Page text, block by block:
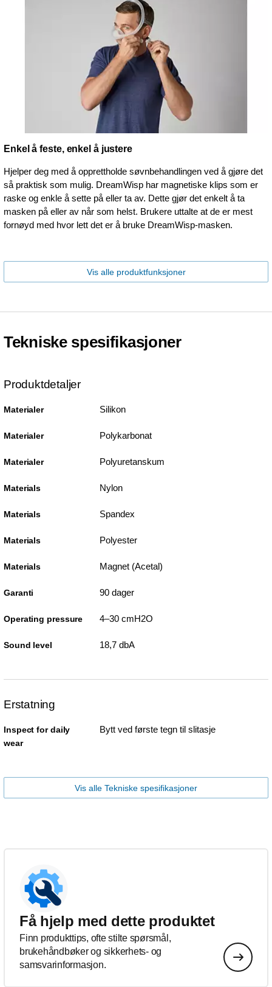
Enkel å feste, enkel å justere
Hjelper deg med å opprettholde søvnbehandlingen ved å gjøre det
så praktisk som mulig. DreamWisp har magnetiske klips som er
raske og enkle å sette på eller ta av. Dette gjør det enkelt å ta
masken på eller av når som helst. Brukere uttalte at de er mest
fornøyd med hvor lett det er å bruke DreamWisp-masken.
Vis alle produktfunksjoner
Tekniske spesifikasjoner
Produktdetaljer
Materialer Silikon
Materialer Polykarbonat
Materialer Polyuretanskum
Materials Nylon
Materials Spandex
Materials Polyester
Materials Magnet (Acetal)
Garanti 90 dager
Operating pressure 4–30 cmH2O
Sound level 18,7 dbA
Erstatning
Inspect for daily
wear
Bytt ved første tegn til slitasje
Vis alle Tekniske spesifikasjoner
Få hjelp med dette produktet
Finn produkttips, ofte stilte spørsmål,
brukehåndbøker og sikkerhets- og
samsvarinformasjon.